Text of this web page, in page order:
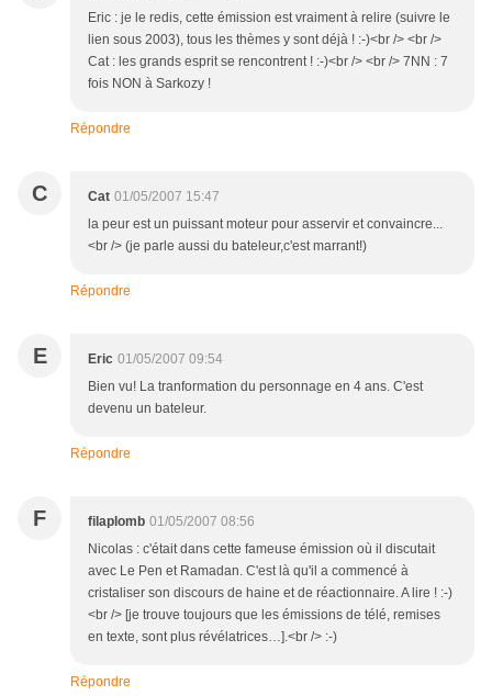
Eric : je le redis, cette émission est vraiment à relire (suivre le
lien sous 2003), tous les thèmes y sont déjà ! :-)<br /> <br />
Cat : les grands esprit se rencontrent ! :-)<br /> <br /> 7NN : 7
fois NON à Sarkozy !
Répondre
C Cat 01/05/2007 15:47
la peur est un puissant moteur pour asservir et convaincre...
<br /> (je parle aussi du bateleur,c'est marrant!)
Répondre
E Eric 01/05/2007 09:54
Bien vu! La tranformation du personnage en 4 ans. C'est
devenu un bateleur.
Répondre
F filaplomb 01/05/2007 08:56
Nicolas : c'était dans cette fameuse émission où il discutait
avec Le Pen et Ramadan. C'est là qu'il a commencé à
cristaliser son discours de haine et de réactionnaire. A lire ! :-)
<br /> [je trouve toujours que les émissions de télé, remises
en texte, sont plus révélatrices…].<br /> :-)
Répondre